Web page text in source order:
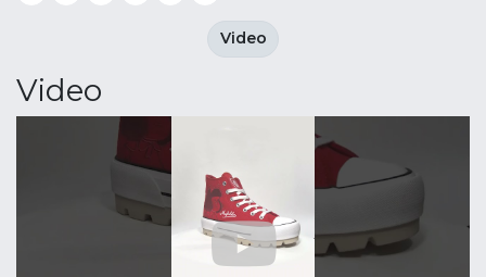
Video
Video